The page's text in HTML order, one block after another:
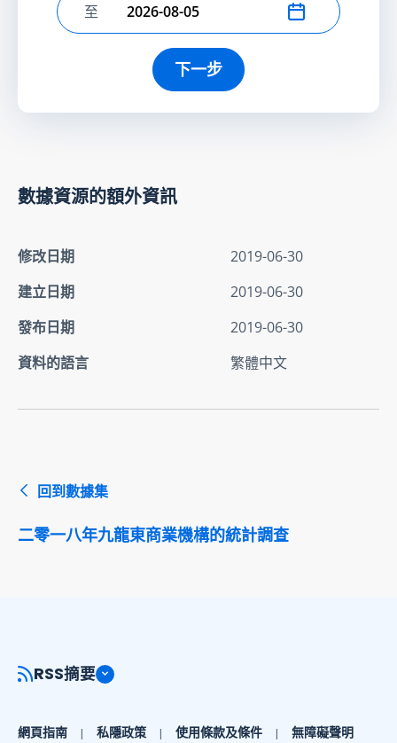
選擇結束日期
至
下一步
數據資源的額外資訊
修改日期
2019-06-30
建立日期
2019-06-30
發布日期
2019-06-30
資料的語言
繁體中文
回到數據集
二零一八年九龍東商業機構的統計調查
RSS摘要
網頁指南 私隱政策 使用條款及條件 無障礙聲明